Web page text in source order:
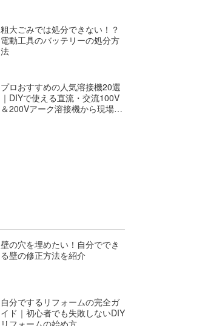
粗大ごみでは処分できない！？
電動工具のバッテリーの処分方
法
プロおすすめの人気溶接機20選
｜DIYで使える直流・交流100V
＆200Vアーク溶接機から現場で
壁の穴を埋めたい！自分ででき
る壁の修正方法を紹介
自分でするリフォームの完全ガ
イド｜初心者でも失敗しないDIY
リフォームの始め方